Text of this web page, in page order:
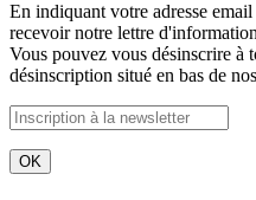
En indiquant votre adresse
recevoir notre lettre
Vous pouvez vous désinscrire à
désinscription situé en bas de